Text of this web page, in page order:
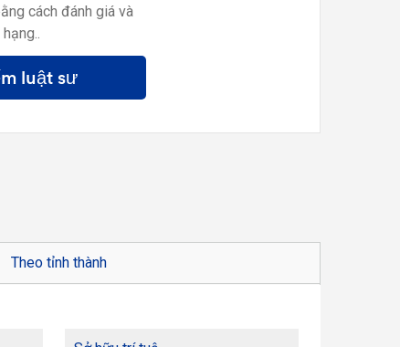
cách đánh giá và
luật sư
Theo tỉnh thành